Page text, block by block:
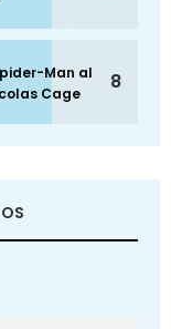
Man al
Cage
8